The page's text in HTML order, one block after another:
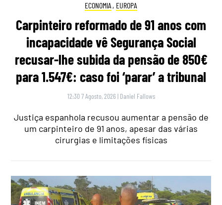
ECONOMIA , EUROPA
Carpinteiro reformado de 91 anos com
incapacidade vê Segurança Social
recusar-lhe subida da pensão de 850€
para 1.547€: caso foi ‘parar’ a tribunal
12:30 7 Agosto, 2026 | Daniel Fallows
Justiça espanhola recusou aumentar a pensão de
um carpinteiro de 91 anos, apesar das várias
cirurgias e limitações físicas